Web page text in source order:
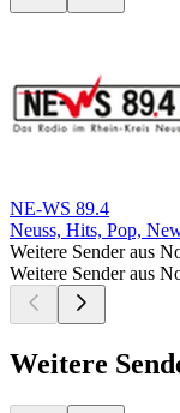
NE-WS 89.4
Neuss, Hits, Pop,
Weitere Sender aus
Weitere Sender aus
Weitere